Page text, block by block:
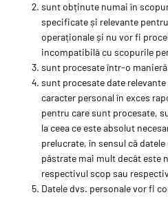
sunt obținute numai în
specificate și relevante
operaționale și nu vor fi
incompatibilă cu scopurile
sunt procesate într-o
sunt procesate date
caracter personal în exces
pentru care sunt procesate,
la ceea ce este absolut
prelucrate, în sensul că
păstrate mai mult decât este
respectivul scop sau
Datele dvs. personale vor fi